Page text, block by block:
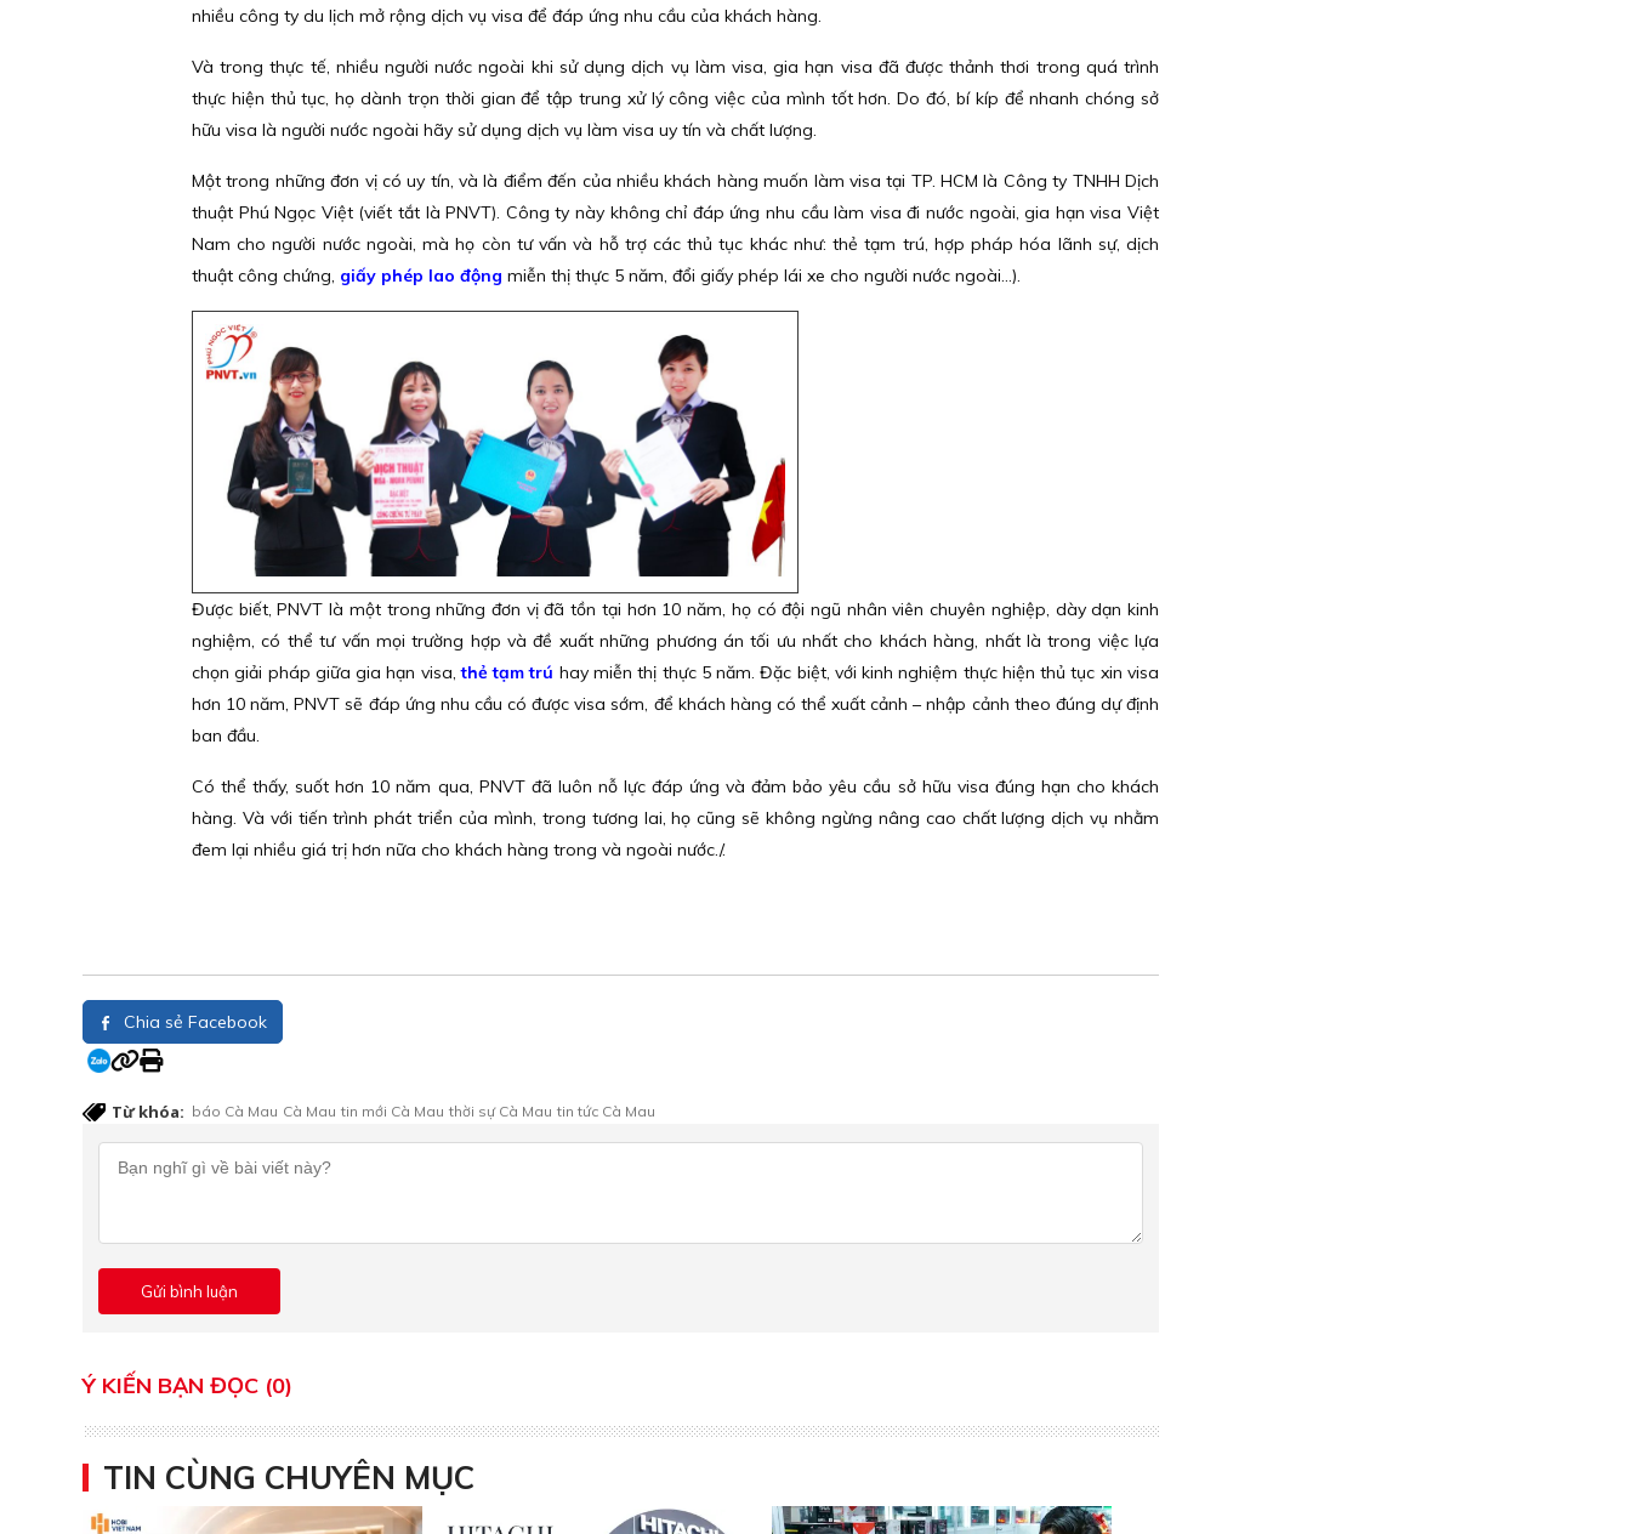
nhiều công ty du lịch mở rộng dịch vụ visa để đáp ứng nhu cầu của khách hàng.
Và trong thực tế, nhiều người nước ngoài khi sử dụng dịch vụ làm visa, gia hạn visa đã được thảnh thơi trong quá trình
thực hiện thủ tục, họ dành trọn thời gian để tập trung xử lý công việc của mình tốt hơn. Do đó, bí kíp để nhanh chóng sở
hữu visa là người nước ngoài hãy sử dụng dịch vụ làm visa uy tín và chất lượng.
Một trong những đơn vị có uy tín, và là điểm đến của nhiều khách hàng muốn làm visa tại TP. HCM là Công ty TNHH Dịch
thuật Phú Ngọc Việt (viết tắt là PNVT). Công ty này không chỉ đáp ứng nhu cầu làm visa đi nước ngoài, gia hạn visa Việt
Nam cho người nước ngoài, mà họ còn tư vấn và hỗ trợ các thủ tục khác như: thẻ tạm trú, hợp pháp hóa lãnh sự, dịch
thuật công chứng, giấy phép lao động miễn thị thực 5 năm, đổi giấy phép lái xe cho người nước ngoài...).
Được biết, PNVT là một trong những đơn vị đã tồn tại hơn 10 năm, họ có đội ngũ nhân viên chuyên nghiệp, dày dạn kinh
nghiệm, có thể tư vấn mọi trường hợp và đề xuất những phương án tối ưu nhất cho khách hàng, nhất là trong việc lựa
chọn giải pháp giữa gia hạn visa,thẻ tạm trú hay miễn thị thực 5 năm. Đặc biệt, với kinh nghiệm thực hiện thủ tục xin visa
hơn 10 năm, PNVT sẽ đáp ứng nhu cầu có được visa sớm, để khách hàng có thể xuất cảnh – nhập cảnh theo đúng dự định
ban đầu.
Có thể thấy, suốt hơn 10 năm qua, PNVT đã luôn nỗ lực đáp ứng và đảm bảo yêu cầu sở hữu visa đúng hạn cho khách
hàng. Và với tiến trình phát triển của mình, trong tương lai, họ cũng sẽ không ngừng nâng cao chất lượng dịch vụ nhằm
đem lại nhiều giá trị hơn nữa cho khách hàng trong và ngoài nước./.
Chia sẻ Facebook
Từ khóa: báo Cà Mau Cà Mau tin mới Cà Mau thời sự Cà Mau tin tức Cà Mau
Ý KIẾN BẠN ĐỌC (0)
TIN CÙNG CHUYÊN MỤC